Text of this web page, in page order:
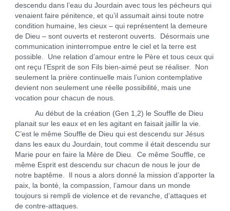
descendu dans l’eau du Jourdain avec tous les pécheurs qui
venaient faire pénitence, et qu’il assumait ainsi toute notre
condition humaine, les cieux – qui représentent la demeure
de Dieu – sont ouverts et resteront ouverts. Désormais une
communication ininterrompue entre le ciel et la terre est
possible. Une relation d’amour entre le Père et tous ceux qui
ont reçu l’Esprit de son Fils bien-aimé peut se réaliser. Non
seulement la prière continuelle mais l’union contemplative
devient non seulement une réelle possibilité, mais une
vocation pour chacun de nous.
Au début de la création (Gen 1,2) le Souffle de Dieu
planait sur les eaux et en les agitant en faisait jaillir la vie.
C’est le même Souffle de Dieu qui est descendu sur Jésus
dans les eaux du Jourdain, tout comme il était descendu sur
Marie pour en faire la Mère de Dieu. Ce même Souffle, ce
même Esprit est descendu sur chacun de nous le jour de
notre baptême. Il nous a alors donné la mission d’apporter la
paix, la bonté, la compassion, l’amour dans un monde
toujours si rempli de violence et de revanche, d’attaques et
de contre-attaques.